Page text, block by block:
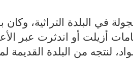
في البلدة التراثية،
أزيلت أو اندثرت عبر
لنتجه من البلدة